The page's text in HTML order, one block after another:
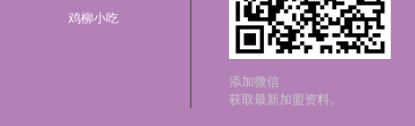
鸡柳小吃
添加微信
获取最新加盟资料。